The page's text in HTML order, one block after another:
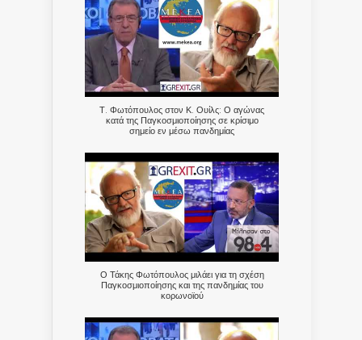
Τ. Φωτόπουλος στον Κ. Ουίλς: Ο αγώνας
κατά της Παγκοσμιοποίησης σε κρίσιμο
σημείο εν μέσω πανδημίας
Ο Τάκης Φωτόπουλος μιλάει για τη σχέση
Παγκοσμιοποίησης και της πανδημίας του
κορωνοϊού